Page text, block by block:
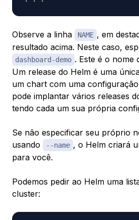
Observe a linha NAME , em
resultado acima. Neste caso,
dashboard-demo . Este é o nome
Um release do Helm é uma
um chart com uma
pode implantar vários releases
tendo cada um sua própria
Se não especificar seu próprio
usando
--name , o Helm criará
para você.
Podemos pedir ao Helm uma
cluster: